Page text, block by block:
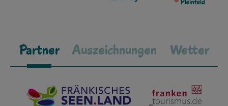
Partner Auszeichnungen Wetter